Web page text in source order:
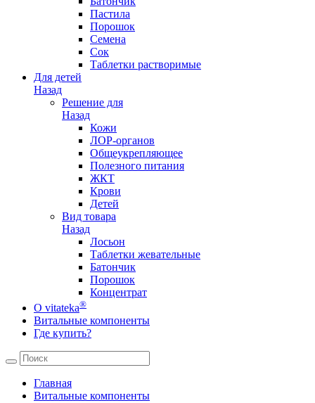
Пастила
Порошок
Семена
Сок
Таблетки растворимые
Для детей
Назад
Решение для
Назад
Кожи
ЛОР-органов
Общеукрепляющее
Полезного питания
ЖКТ
Крови
Детей
Вид товара
Назад
Лосьон
Таблетки жевательные
Батончик
Порошок
Концентрат
О vitateka®
Витальные компоненты
Где купить?
Главная
Витальные компоненты